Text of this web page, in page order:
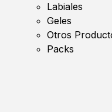
Labiales
Geles
Otros
Packs